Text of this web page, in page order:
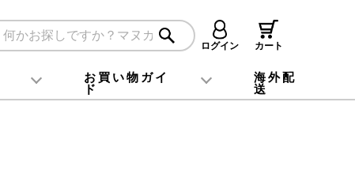
ログイン
カート
Instagram
X (旧Twitter)
公式アプリ
YouTube
TikTok
お買い物ガイ
ド
はじめてのお客様へ
ご購入方法について
お支払いについて
ご返品・交換について
国内配送・送料について
包装・のし・手さげ袋について
キャンペーン一覧
プレゼント情報
よくある質問
お問い合わせ
海外配
送